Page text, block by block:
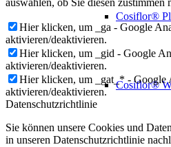
Cosiflor®
Cosiflor®
auswählen, ob Sie diesen zustimmen
Hier klicken, um _ga - Google
aktivieren/deaktivieren.
Hier klicken, um _gid - Google
aktivieren/deaktivieren.
Hier klicken, um _gat_* - Google
aktivieren/deaktivieren.
Datenschutzrichtlinie
Sie können unsere Cookies und
in unseren Datenschutzrichtlinie